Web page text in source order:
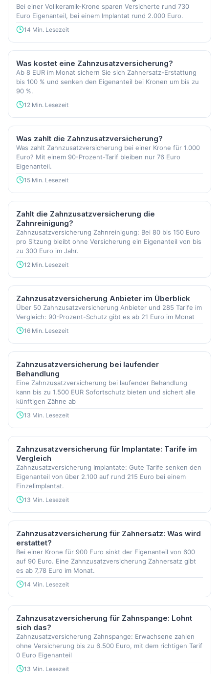
Bei einer Vollkeramik-Krone sparen Versicherte rund 730
Euro Eigenanteil, bei einem Implantat rund 2.000 Euro.
14 Min. Lesezeit
Was kostet eine Zahnzusatzversicherung?
Ab 8 EUR im Monat sichern Sie sich Zahnersatz-Erstattung
bis 100 % und senken den Eigenanteil bei Kronen um bis zu
90 %.
12 Min. Lesezeit
Was zahlt die Zahnzusatzversicherung?
Was zahlt Zahnzusatzversicherung bei einer Krone für 1.000
Euro? Mit einem 90-Prozent-Tarif bleiben nur 76 Euro
Eigenanteil.
15 Min. Lesezeit
Zahlt die Zahnzusatzversicherung die
Zahnreinigung?
Zahnzusatzversicherung Zahnreinigung: Bei 80 bis 150 Euro
pro Sitzung bleibt ohne Versicherung ein Eigenanteil von bis
zu 300 Euro im Jahr.
12 Min. Lesezeit
Zahnzusatzversicherung Anbieter im Überblick
Über 50 Zahnzusatzversicherung Anbieter und 285 Tarife im
Vergleich: 90-Prozent-Schutz gibt es ab 21 Euro im Monat
16 Min. Lesezeit
Zahnzusatzversicherung bei laufender
Behandlung
Eine Zahnzusatzversicherung bei laufender Behandlung
kann bis zu 1.500 EUR Sofortschutz bieten und sichert alle
künftigen Zähne ab
13 Min. Lesezeit
Zahnzusatzversicherung für Implantate: Tarife im
Vergleich
Zahnzusatzversicherung Implantate: Gute Tarife senken den
Eigenanteil von über 2.100 auf rund 215 Euro bei einem
Einzelimplantat.
13 Min. Lesezeit
Zahnzusatzversicherung für Zahnersatz: Was wird
erstattet?
Bei einer Krone für 900 Euro sinkt der Eigenanteil von 600
auf 90 Euro. Eine Zahnzusatzversicherung Zahnersatz gibt
es ab 7,78 Euro im Monat.
14 Min. Lesezeit
Zahnzusatzversicherung für Zahnspange: Lohnt
sich das?
Zahnzusatzversicherung Zahnspange: Erwachsene zahlen
ohne Versicherung bis zu 6.500 Euro, mit dem richtigen Tarif
0 Euro Eigenanteil
13 Min. Lesezeit